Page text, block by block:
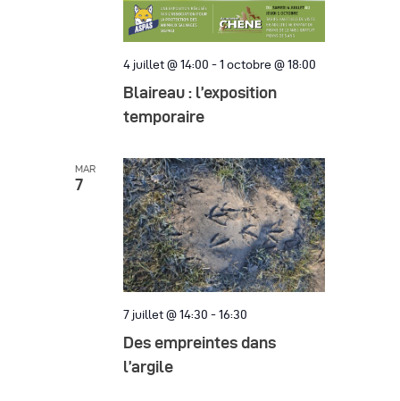
e
s
É
n
e
m
e
n
4 juillet @ 14:00 - 1 octobre @ 18:00
Blaireau : l’exposition
temporaire
MAR
7
7 juillet @ 14:30 - 16:30
Des empreintes dans
l’argile